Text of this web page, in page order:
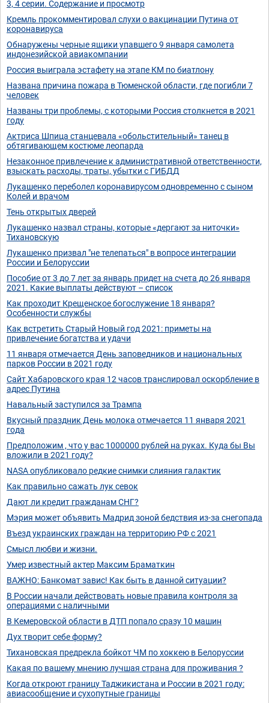
3, 4 серии. Содержание и просмотр
Кремль прокомментировал слухи о вакцинации Путина от
коронавируса
Обнаружены черные ящики упавшего 9 января самолета
индонезийской авиакомпании
Россия выиграла эстафету на этапе КМ по биатлону
Названа причина пожара в Тюменской области, где погибли 7
человек
Названы три проблемы, с которыми Россия столкнется в 2021
году
Актриса Шпица станцевала «обольстительный» танец в
обтягивающем костюме леопарда
Незаконное привлечение к административной ответственности,
взыскать расходы, траты, убытки с ГИБДД
Лукашенко переболел коронавирусом одновременно с сыном
Колей и врачом
Тень открытых дверей
Лукашенко назвал страны, которые «дергают за ниточки»
Тихановскую
Лукашенко призвал "не телепаться" в вопросе интеграции
России и Белоруссии
Пособие от 3 до 7 лет за январь придет на счета до 26 января
2021. Какие выплаты действуют – список
Как проходит Крещенское богослужение 18 января?
Особенности службы
Как встретить Старый Новый год 2021: приметы на
привлечение богатства и удачи
11 января отмечается День заповедников и национальных
парков России в 2021 году
Сайт Хабаровского края 12 часов транслировал оскорбление в
адрес Путина
Навальный заступился за Трампа
Вкусный праздник День молока отмечается 11 января 2021
года
Предположим , что у вас 1000000 рублей на руках. Куда бы Вы
вложили в 2021 году?
NASA опубликовало редкие снимки слияния галактик
Как правильно сажать лук севок
Дают ли кредит гражданам СНГ?
Мэрия может объявить Мадрид зоной бедствия из-за снегопада
Въезд украинских граждан на территорию РФ с 2021
Смысл любви и жизни.
Умер известный актер Максим Браматкин
ВАЖНО: Банкомат завис! Как быть в данной ситуации?
В России начали действовать новые правила контроля за
операциями с наличными
В Кемеровской области в ДТП попало сразу 10 машин
Дух творит себе форму?
Тихановская предрекла бойкот ЧМ по хоккею в Белоруссии
Какая по вашему мнению лучшая страна для проживания ?
Когда откроют границу Таджикистана и России в 2021 году:
авиасообщение и сухопутные границы